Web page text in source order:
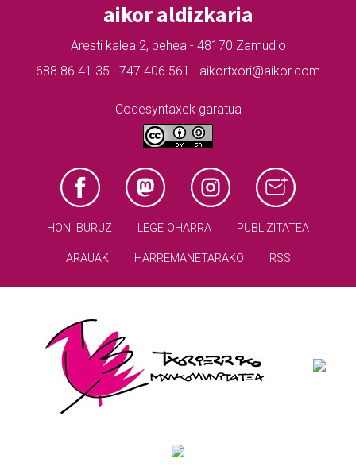
aikor aldizkaria
Aresti kalea 2, behea - 48170 Zamudio
688 86 41 35 · 747 406 561 · aikortxori@aikor.com
Codesyntaxek garatua
HONI BURUZ LEGE OHARRA PUBLIZITATEA
ARAUAK HARREMANETARAKO RSS